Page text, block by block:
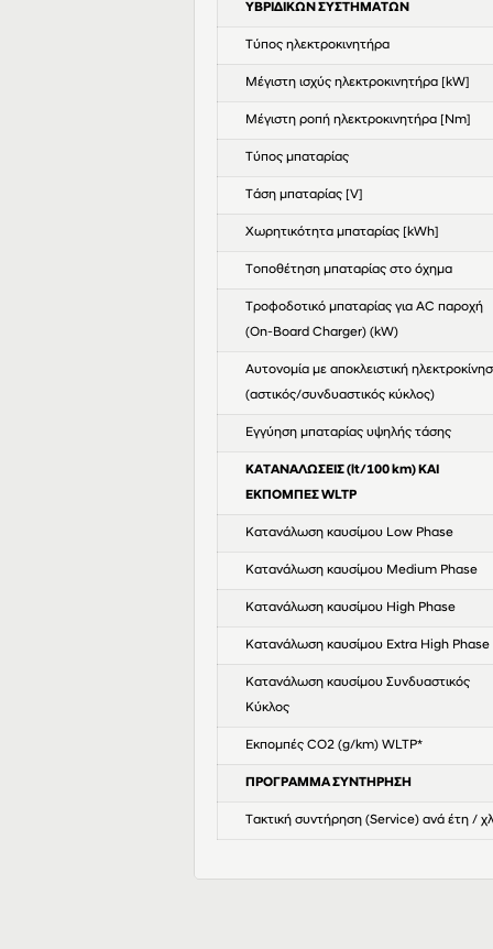
ΥΒΡΙΔΙΚΩΝ ΣΥΣΤΗΜΑΤΩΝ
Τύπος ηλεκτροκινητήρα
Μέγιστη ισχύς ηλεκτροκινητήρα [kW]
Μέγιστη ροπή ηλεκτροκινητήρα [Nm]
Τύπος μπαταρίας
Τάση μπαταρίας [V]
Χωρητικότητα μπαταρίας [kWh]
Τοποθέτηση μπαταρίας στο όχημα
Τροφοδοτικό μπαταρίας για AC παροχή
(On-Board Charger) (kW)
Αυτονομία με αποκλειστική
(αστικός/συνδυαστικός κύκλος)
Eγγύηση μπαταρίας υψηλής τάσης
ΚΑΤΑΝΑΛΩΣΕΙΣ (lt/100 km) ΚΑΙ
ΕΚΠΟΜΠΕΣ WLTP
Κατανάλωση καυσίμου Low Phase
Κατανάλωση καυσίμου Medium Phase
Κατανάλωση καυσίμου High Phase
Κατανάλωση καυσίμου Extra High Phase
Κατανάλωση καυσίμου Συνδυαστικός
Κύκλος
Εκπομπές CO2 (g/km) WLTP*
ΠΡΟΓΡΑΜΜΑ ΣΥΝΤΗΡΗΣΗ
Τακτική συντήρηση (Service) ανά έτη /